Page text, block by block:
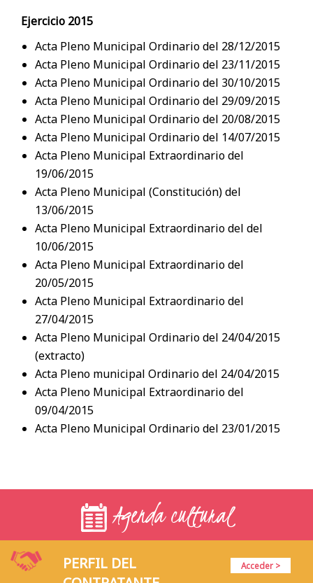
Ejercicio 2015
Acta Pleno Municipal Ordinario del 28/12/2015
Acta Pleno Municipal Ordinario del 23/11/2015
Acta Pleno Municipal Ordinario del 30/10/2015
Acta Pleno Municipal Ordinario del 29/09/2015
Acta Pleno Municipal Ordinario del 20/08/2015
Acta Pleno Municipal Ordinario del 14/07/2015
Acta Pleno Municipal Extraordinario del
19/06/2015
Acta Pleno Municipal (Constitución) del
13/06/2015
Acta Pleno Municipal Extraordinario del del
10/06/2015
Acta Pleno Municipal Extraordinario del
20/05/2015
Acta Pleno Municipal Extraordinario del
27/04/2015
Acta Pleno Municipal Ordinario del 24/04/2015
(extracto)
Acta Pleno municipal Ordinario del 24/04/2015
Acta Pleno Municipal Extraordinario del
09/04/2015
Acta Pleno Municipal Ordinario del 23/01/2015
Agenda cultural
PERFIL DEL
Acceder >